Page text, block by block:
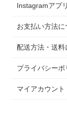
Instagramアプ
お支払い方法に
配送方法・送料
プライバシーポ
マイアカウント